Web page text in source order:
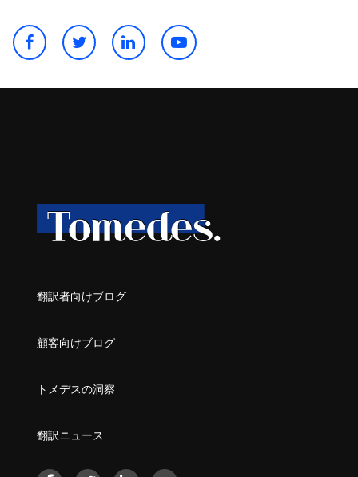
翻訳者向けブログ
顧客向けブログ
トメデスの洞察
翻訳ニュース